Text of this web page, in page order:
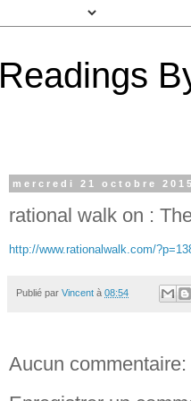
Readings
mercredi 21 octobre 2015
rational walk on :
http://www.rationalwalk.com/
Publié par Vincent à 08:54
Aucun commentaire: